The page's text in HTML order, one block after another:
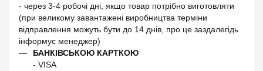
- через 3-4 робочі дні, якщо товар потрібно виготовляти
(при великому завантажені виробництва терміни
відправлення можуть бути до 14 днів, про це заздалегідь
інформує менеджер)
БАНКІВСЬКОЮ КАРТКОЮ
- VISA